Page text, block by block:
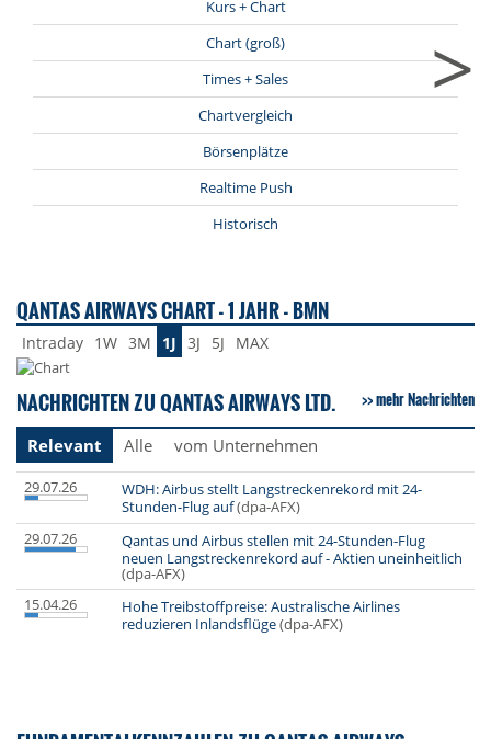
Kurs + Chart
Chart (groß)
Times + Sales
Chartvergleich
Börsenplätze
Realtime Push
Historisch
>
QANTAS AIRWAYS CHART - 1 JAHR - BMN
Intraday 1W 3M 1J 3J 5J MAX
NACHRICHTEN ZU QANTAS AIRWAYS LTD. mehr Nachrichten
Relevant Alle vom Unternehmen
29.07.26
WDH: Airbus stellt Langstreckenrekord mit 24-
Stunden-Flug auf(dpa-AFX)
29.07.26
Qantas und Airbus stellen mit 24-Stunden-Flug
neuen Langstreckenrekord auf - Aktien uneinheitlich
(dpa-AFX)
15.04.26
Hohe Treibstoffpreise: Australische Airlines
reduzieren Inlandsflüge(dpa-AFX)